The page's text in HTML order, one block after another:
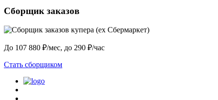
Сборщик заказов
До 107 880 ₽/мес, до 290 ₽/час
Стать сборщиком